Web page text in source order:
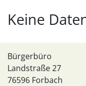
Keine
Bürgerbüro
Landstraße 27
76596 Forbach